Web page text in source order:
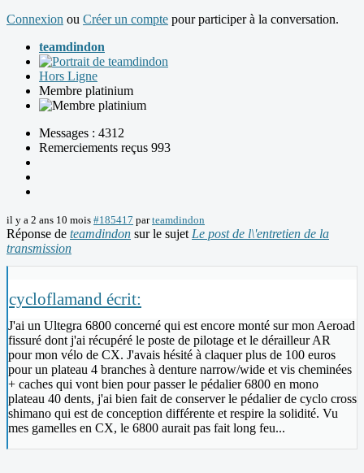
Connexion ou Créer un compte pour participer à la conversation.
teamdindon
Hors Ligne
Membre platinium
Messages : 4312
Remerciements reçus 993
il y a 2 ans 10 mois #185417 parteamdindon
Réponse de teamdindon sur le sujet Le post de l\'entretien de la
transmission
cycloflamand écrit:
J'ai un Ultegra 6800 concerné qui est encore monté sur mon Aeroad
fissuré dont j'ai récupéré le poste de pilotage et le dérailleur AR
pour mon vélo de CX. J'avais hésité à claquer plus de 100 euros
pour un plateau 4 branches à denture narrow/wide et vis cheminées
+ caches qui vont bien pour passer le pédalier 6800 en mono
plateau 40 dents, j'ai bien fait de conserver le pédalier de cyclo cross
shimano qui est de conception différente et respire la solidité. Vu
mes gamelles en CX, le 6800 aurait pas fait long feu...